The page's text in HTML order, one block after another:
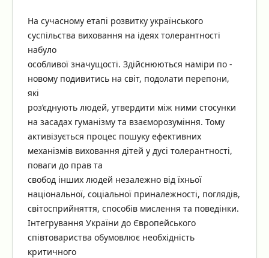
На сучасному етапі розвитку українського
суспільства виховання на ідеях толерантності
набуло
особливої значущості. Здійснюються наміри по -
новому подивитись на світ, подолати перепони,
які
роз’єднують людей, утвердити між ними стосунки
на засадах гуманізму та взаєморозуміння. Тому
активізується процес пошуку ефективних
механізмів виховання дітей у дусі толерантності,
поваги до прав та
свобод інших людей незалежно від їхньої
національної, соціальної приналежності, поглядів,
світосприйняття, способів мислення та поведінки.
Інтегрування України до Європейського
співтовариства обумовлює необхідність
критичного